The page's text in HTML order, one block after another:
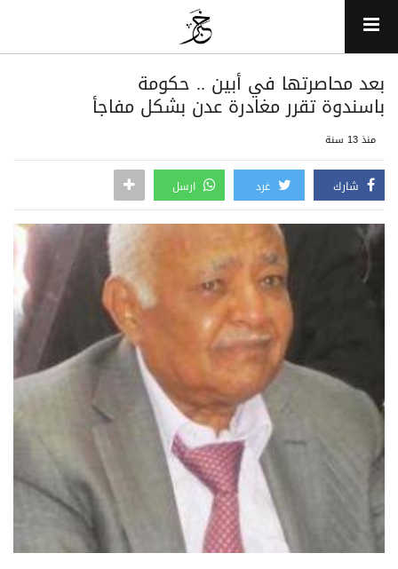
بعد محاصرتها في أبين .. حكومة
باسندوة تقرر مغادرة عدن بشكل مفاجأ
منذ 13 سنة
شارك غرد ارسل